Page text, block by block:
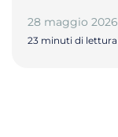
28 maggio 2026
23 minuti di lettura